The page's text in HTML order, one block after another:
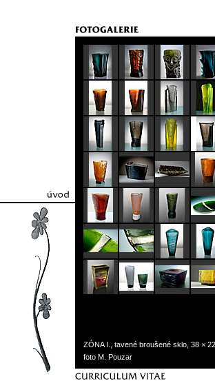
ZÓNA I., tavené broušené sklo, 38 ×
foto M. Pouzar
curriculum vitae